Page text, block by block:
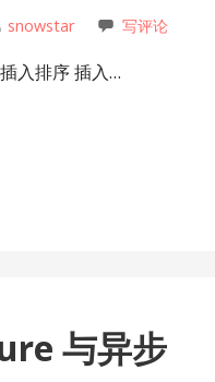
snowstar 写评论
入排序 插入…
与异步